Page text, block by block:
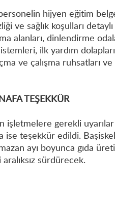
hijyen eğitim
ve sağlık koşulları
alanları, dinlendirme
ilk yardım
ve çalışma ruhsatları
TEŞEKKÜR
işletmelere gerekli uyarılar
ise teşekkür edildi.
ayı boyunca gıda
sürdürecek.